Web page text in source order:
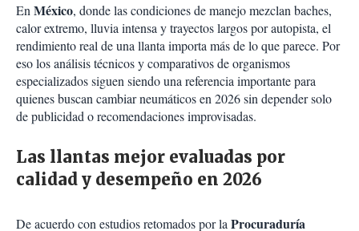
EnMéxico, donde las condiciones de manejo mezclan baches,
calor extremo, lluvia intensa y trayectos largos por autopista, el
rendimiento real de una llanta importa más de lo que parece. Por
eso los análisis técnicos y comparativos de organismos
especializados siguen siendo una referencia importante para
quienes buscan cambiar neumáticos en 2026 sin depender solo
de publicidad o recomendaciones improvisadas.
Las llantas mejor evaluadas por
calidad y desempeño en 2026
De acuerdo con estudios retomados por laProcuraduría